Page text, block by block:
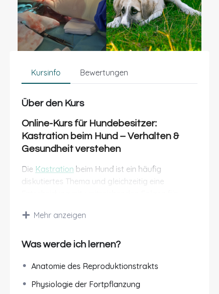
Kursinfo Bewertungen
Über den Kurs
Online-Kurs für Hundebesitzer:
Kastration beim Hund – Verhalten &
Gesundheit verstehen
Die Kastration beim Hund ist ein häufig
diskutiertes Thema und gleichzeitig eine
wird sie als einfache Lösung für
Einfluss deutlich komplexer. Hormonelle
auch negativ auf Körper und Psyche des
Hundes auswirken.
Mehr anzeigen
Was werde ich lernen?
Anatomie des Reproduktionstrakts
Physiologie der Fortpflanzung